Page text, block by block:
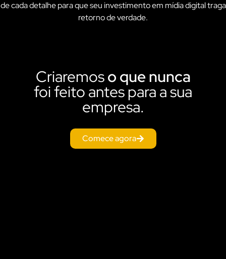
de cada detalhe para que seu investimento em mídia digital traga
retorno de verdade.
Criaremoso que nunca
foi feito antes para a sua
empresa.
Comece agora